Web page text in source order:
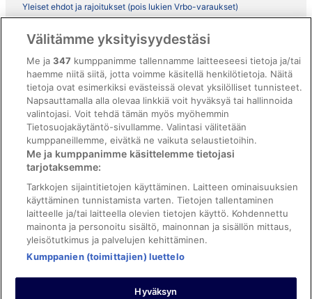
Yleiset ehdot ja rajoitukset (pois lukien Vrbo-varaukset)
ebookers BONUS+ -ohjelman ehdot
Oikeudelliset tiedot / ota meihin yhteyttä
Sisältövaatimukset ja ilmoituksen tekeminen sisällöstä
Tuki
Ota yhteyttä
Varauksen muuttaminen tai peruuttaminen
Varaa lento lentoyhtiön hyvityskupongeilla
Hyvityksen hakeminen ja aikarajat
Välitämme yksityisyydestäsi
Me ja347 kumppanimme tallennamme laitteeseesi tietoja ja/tai
haemme niitä siitä, jotta voimme käsitellä henkilötietoja. Näitä
tietoja ovat esimerkiksi evästeissä olevat yksilölliset tunnisteet.
Napsauttamalla alla olevaa linkkiä voit hyväksyä tai hallinnoida
valintojasi. Voit tehdä tämän myös myöhemmin
Tietosuojakäytäntö-sivullamme. Valintasi välitetään
kumppaneillemme, eivätkä ne vaikuta selaustietoihin.
Me ja kumppanimme käsittelemme tietojasi
tarjotaksemme:
Tarkkojen sijaintitietojen käyttäminen. Laitteen ominaisuuksien
käyttäminen tunnistamista varten. Tietojen tallentaminen
laitteelle ja/tai laitteella olevien tietojen käyttö. Kohdennettu
mainonta ja personoitu sisältö, mainonnan ja sisällön mittaus,
yleisötutkimus ja palvelujen kehittäminen.
Kumppanien (toimittajien) luettelo
Hyväksyn